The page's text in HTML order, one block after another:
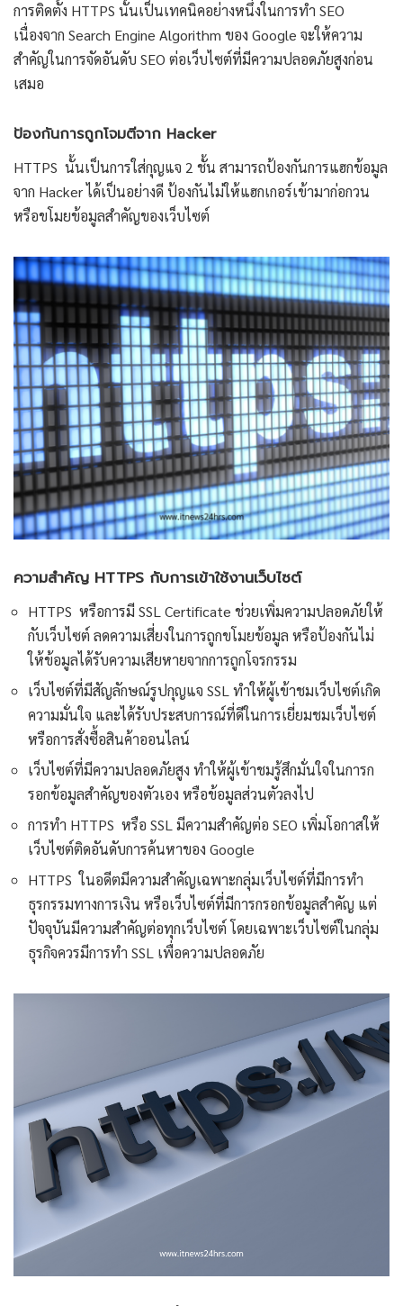
การติดตั้ง HTTPS นั้นเป็นเทคนิคอย่างหนึ่งในการทำ SEO
เนื่องจาก Search Engine Algorithm ของ Google จะให้ความ
สำคัญในการจัดอันดับ SEO ต่อเว็บไซต์ที่มีความปลอดภัยสูงก่อน
เสมอ
ป้องกันการถูกโจมตีจาก Hacker
HTTPS นั้นเป็นการใส่กุญแจ 2 ชั้น สามารถป้องกันการแฮกข้อมูล
จาก Hacker ได้เป็นอย่างดี ป้องกันไม่ให้แฮกเกอร์เข้ามาก่อกวน
หรือขโมยข้อมูลสำคัญของเว็บไซต์
ความสำคัญ HTTPS กับการเข้าใช้งานเว็บไซต์
HTTPS หรือการมี SSL Certificate ช่วยเพิ่มความปลอดภัยให้
กับเว็บไซต์ ลดความเสี่ยงในการถูกขโมยข้อมูล หรือป้องกันไม่
ให้ข้อมูลได้รับความเสียหายจากการถูกโจรกรรม
เว็บไซต์ที่มีสัญลักษณ์รูปกุญแจ SSL ทำให้ผู้เข้าชมเว็บไซต์เกิด
ความมั่นใจ และได้รับประสบการณ์ที่ดีในการเยี่ยมชมเว็บไซต์
หรือการสั่งซื้อสินค้าออนไลน์
เว็บไซต์ที่มีความปลอดภัยสูง ทำให้ผู้เข้าชมรู้สึกมั่นใจในการก
รอกข้อมูลสำคัญของตัวเอง หรือข้อมูลส่วนตัวลงไป
การทำ HTTPS หรือ SSL มีความสำคัญต่อ SEO เพิ่มโอกาสให้
เว็บไซต์ติดอันดับการค้นหาของ Google
HTTPS ในอดีตมีความสำคัญเฉพาะกลุ่มเว็บไซต์ที่มีการทำ
ธุรกรรมทางการเงิน หรือเว็บไซต์ที่มีการกรอกข้อมูลสำคัญ แต่
ปัจจุบันมีความสำคัญต่อทุกเว็บไซต์ โดยเฉพาะเว็บไซต์ในกลุ่ม
ธุรกิจควรมีการทำ SSL เพื่อความปลอดภัย